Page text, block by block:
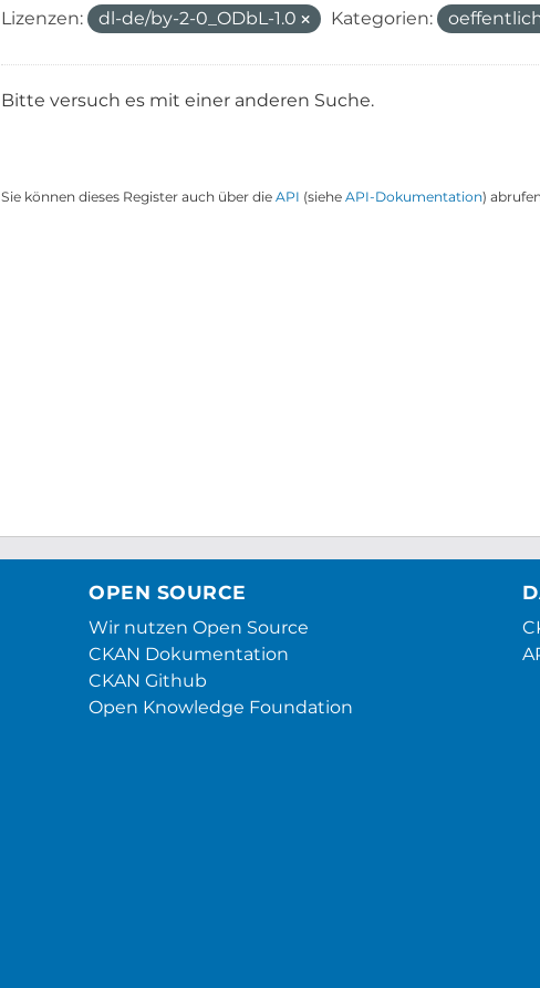
Lizenzen:
dl-de/by-2-0_ODbL-1.0 Kategorien:
Bitte versuch es mit einer anderen Suche.
Sie können dieses Register auch über die API (siehe API-Dokumentation)
OPEN SOURCE
Wir nutzen Open Source
CKAN Dokumentation
CKAN Github
Open Knowledge Foundation